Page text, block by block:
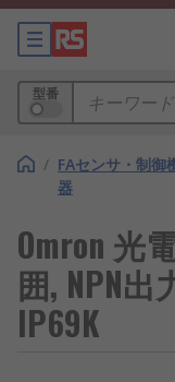
型番
/ FAセンサ・制御
器
Omron 光
囲, NPN出
IP69K